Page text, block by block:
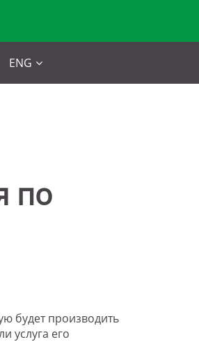
ENG
по
будет производить
услуга его